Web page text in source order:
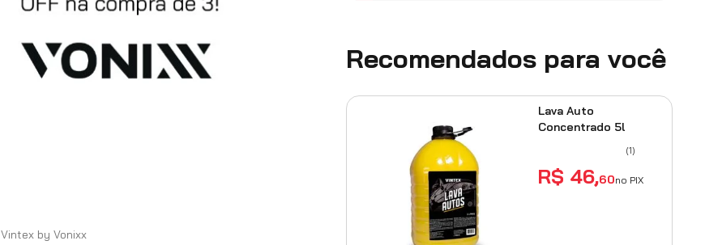
Vintex by Vonixx
Recomendados para você
Lava Auto
Concentrado 5l
(1)
R$ 46,60no PIX